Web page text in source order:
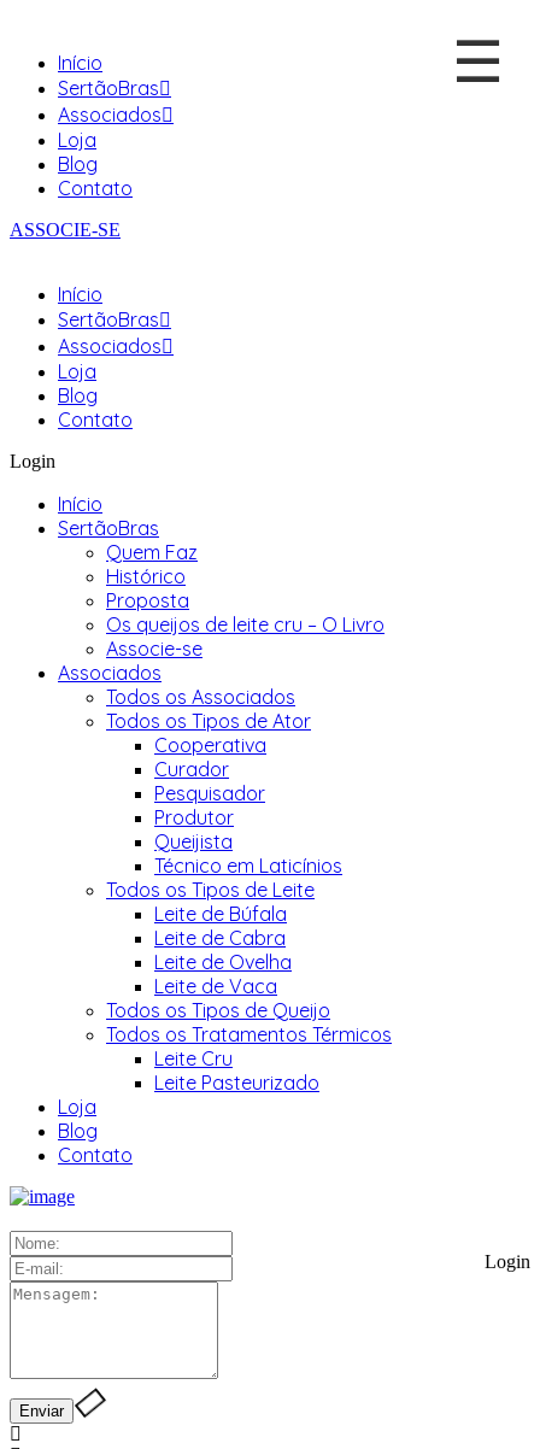
Início
SertãoBras
Associados
Loja
Blog
Contato
ASSOCIE-SE
Início
SertãoBras
Associados
Loja
Blog
Contato
☰
Login
Início
SertãoBras
Quem Faz
Histórico
Proposta
Os queijos de leite cru – O Livro
Associe-se
Associados
Todos os Associados
Todos os Tipos de Ator
Cooperativa
Curador
Pesquisador
Produtor
Queijista
Técnico em Laticínios
Todos os Tipos de Leite
Leite de Búfala
Leite de Cabra
Leite de Ovelha
Leite de Vaca
Todos os Tipos de Queijo
Todos os Tratamentos Térmicos
Leite Cru
Leite Pasteurizado
Loja
Blog
Contato
Login